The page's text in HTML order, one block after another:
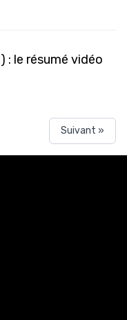
: le résumé vidéo
Suivant »